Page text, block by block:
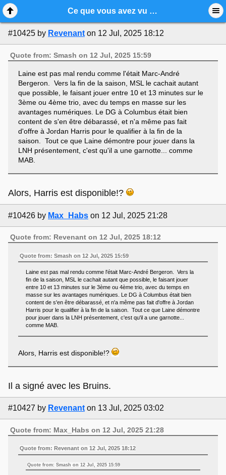
Ce que vous avez vu dans la LNH
#10425 by Revenant on 12 Jul, 2025 18:12
Quote from: Smash on 12 Jul, 2025 15:59
Laine est pas mal rendu comme l'était Marc-André
Bergeron. Vers la fin de la saison, MSL le cachait autant
que possible, le faisant jouer entre 10 et 13 minutes sur le
3ème ou 4ème trio, avec du temps en masse sur les
avantages numériques. Le DG à Columbus était bien
content de s'en être débarassé, et n'a même pas fait
d'offre à Jordan Harris pour le qualifier à la fin de la
saison. Tout ce que Laine démontre pour jouer dans la
LNH présentement, c'est qu'il a une garnotte... comme
MAB.
Alors, Harris est disponible!?
#10426 by Max_Habs on 12 Jul, 2025 21:28
Quote from: Revenant on 12 Jul, 2025 18:12
Quote from: Smash on 12 Jul, 2025 15:59
Laine est pas mal rendu comme l'était Marc-André Bergeron. Vers la
fin de la saison, MSL le cachait autant que possible, le faisant jouer
entre 10 et 13 minutes sur le 3ème ou 4ème trio, avec du temps en
masse sur les avantages numériques. Le DG à Columbus était bien
content de s'en être débarassé, et n'a même pas fait d'offre à Jordan
Harris pour le qualifier à la fin de la saison. Tout ce que Laine démontre
pour jouer dans la LNH présentement, c'est qu'il a une garnotte...
comme MAB.
Alors, Harris est disponible!?
Il a signé avec les Bruins.
#10427 by Revenant on 13 Jul, 2025 03:02
Quote from: Max_Habs on 12 Jul, 2025 21:28
Quote from: Revenant on 12 Jul, 2025 18:12
Quote from: Smash on 12 Jul, 2025 15:59